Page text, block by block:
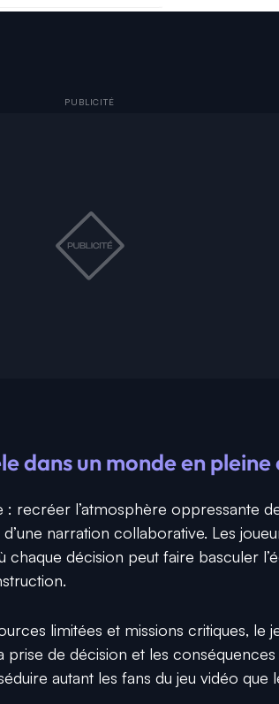
dans un monde en pleine
: recréer l’atmosphère oppressante
d’une narration collaborative. Les
chaque décision peut faire basculer
limitées et missions critiques, le
prise de décision et les
autant les fans du jeu vidéo que